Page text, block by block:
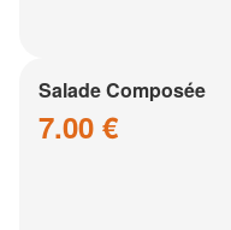
Salade Composée
7.00 €